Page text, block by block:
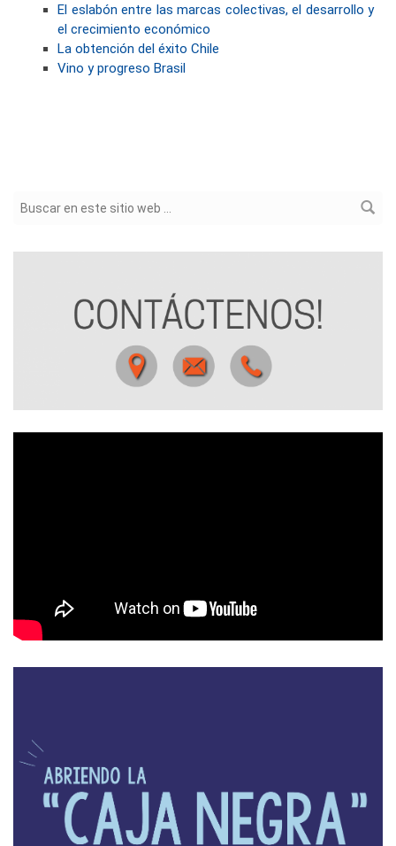
El eslabón entre las marcas colectivas, el desarrollo y
el crecimiento económico
La obtención del éxito Chile
Vino y progreso Brasil
Formulario de búsqueda